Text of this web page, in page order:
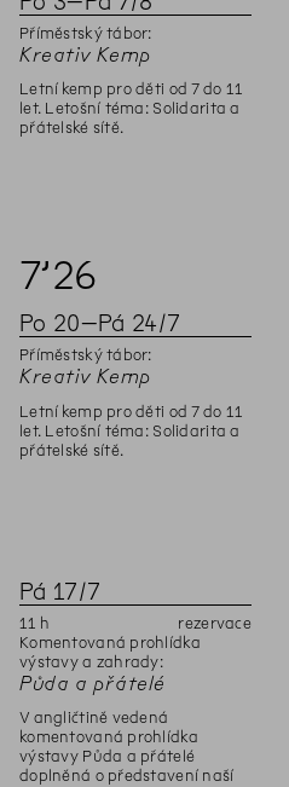
Příměstský tábor:
Kreativ Kemp
Letní kemp pro děti od 7 do 11
let. Letošní téma: Solidarita a
přátelské sítě.
7’26
Po 20–Pá 24/7
Příměstský tábor:
Kreativ Kemp
Letní kemp pro děti od 7 do 11
let. Letošní téma: Solidarita a
přátelské sítě.
Pá 17/7
11 h
rezervace
Komentovaná prohlídka
výstavy a zahrady:
Půda a přátelé
V angličtině vedená
komentovaná prohlídka
výstavy Půda a přátelé
doplněná o představení naší